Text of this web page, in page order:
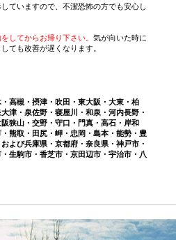
ていますので、不潔恐怖の方でも安心し
してからお帰り下さい。気が向いた時に
ても改善が遅くなります。
高槻・摂津・吹田・東大阪・大東・柏
津・泉佐野・寝屋川・和泉・河内長野・
狭山・交野・守口・門真・高石・岸和
熊取・田尻・岬・忠岡・島本・能勢・豊
よび兵庫県・京都府・奈良県・神戸市・
生駒市・香芝市・京田辺市・宇治市・八